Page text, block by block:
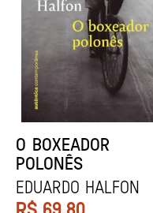
O BOXEADOR
POLONÊS
EDUARDO HALFON
R$ 69,80